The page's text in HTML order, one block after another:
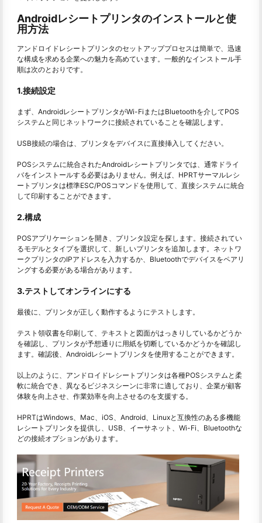
Androidレシートプリンタのインストールと使
用方法
アンドロイドレシートプリンタのセットアッププロセスは簡単で、迅速
な構成を求める企業への魅力を高めています。一般的なインストール手
順は次のとおりです。
1.接続設定
まず、AndroidレシートプリンタがWi-FiまたはBluetoothを介してPOS
システムと同じネットワークに接続されていることを確認します。
USB接続の場合は、プリンタをデバイスに直接挿入してください。
POSシステムに統合されたAndroidレシートプリンタでは、通常ドライ
バをインストールする必要はありません。例えば、HPRTサーマルレシ
ートプリンタは標準ESC/POSコマンドを使用して、直接システムに統合
して印刷することができます。
2.構成
POSアプリケーションを開き、プリンタ設定を探します。接続されてい
るモデルとタイプを選択して、新しいプリンタを追加します。ネットワ
ークプリンタのIPアドレスを入力するか、Bluetoothでデバイスをペアリ
ングする必要がある場合があります。
3.テストしてオンラインにする
最後に、プリンタが正しく動作するようにテストします。
テスト領収書を印刷して、テキストと図面がはっきりしているかどうか
を確認し、プリンタが予想通りに用紙を切断しているかどうかを確認し
ます。確認後、Androidレシートプリンタを使用することができます。
以上のように、アンドロイドレシートプリンタは各種POSシステムと柔
軟に統合でき、異なるビジネスシーンに非常に適しており、企業が顧客
体験を向上させ、作業効率を向上させるのを支援する。
HPRTはWindows、Mac、iOS、Android、Linuxと互換性のある多機能
レシートプリンタを提供し、USB、イーサネット、Wi-Fi、Bluetoothな
どの接続オプションがあります。